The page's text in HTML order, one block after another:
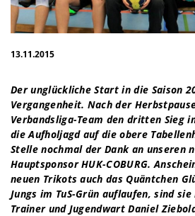
13.11.2015
Der unglückliche Start in die Saison
Vergangenheit. Nach der
Verbandsliga-Team den dritten Sieg
die Aufholjagd auf die obere
Stelle nochmal der Dank an unseren
Hauptsponsor HUK-COBURG.
neuen Trikots auch das Quäntchen
Jungs im TuS-Grün auflaufen, sind
Trainer und Jugendwart Daniel